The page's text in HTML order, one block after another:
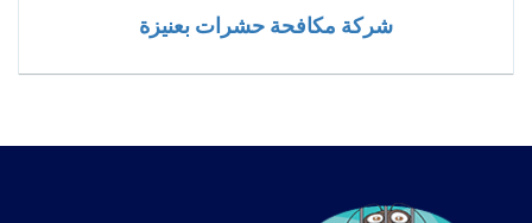
شركة مكافحة حشرات بعنيزة